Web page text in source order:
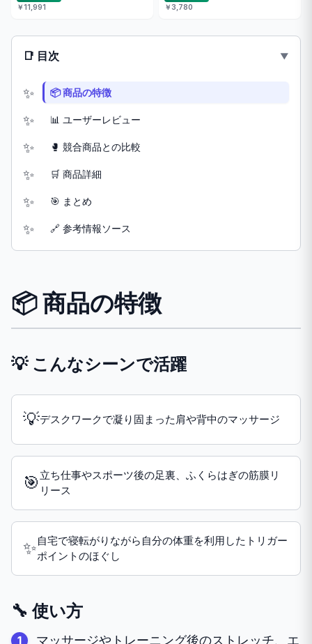
￥11,991 ￥3,780
📑 目次
📦 商品の特徴
📊 ユーザーレビュー
🥊 競合商品との比較
🛒 商品詳細
🎯 まとめ
🔗 参考情報ソース
📦 商品の特徴
💡 こんなシーンで活躍
💡デスクワークで凝り固まった肩や背中のマッサージ
🎯 立ち仕事やスポーツ後の足裏、ふくらはぎの筋膜リ
リース
✨自宅で寝転がりながら自分の体重を利用したトリガー
ポイントのほぐし
🔧 使い方
マッサージやトレーニング後のストレッチ、エ